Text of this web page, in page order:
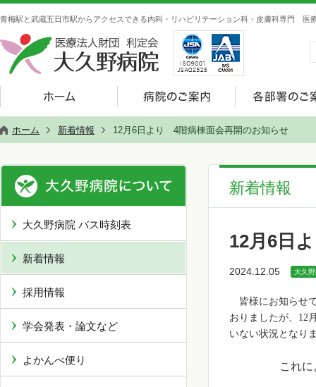
青梅駅と武蔵五日市駅からアクセスできる内科・リハビリテーション科・皮膚科専門 医
ホーム 新着情報 12月6日より 4階病棟面会再開のお知らせ
新着情報
12月6日
2024.12.05 大久
皆様にお知らせ
おりましたが、 12
いない状況となり
これ
大久野病院 バス時刻表
新着情報
採用情報
学会発表・論文など
よかんべ便り